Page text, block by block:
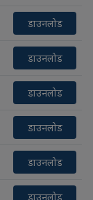
डाउनलोड
डाउनलोड
डाउनलोड
डाउनलोड
डाउनलोड
डाउनलोड